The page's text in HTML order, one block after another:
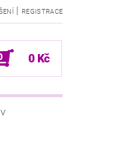
| REGISTRACE
0 Kč